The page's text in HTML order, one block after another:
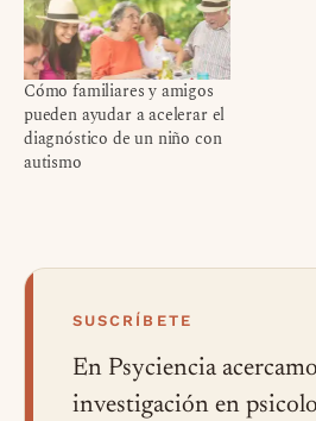
Cómo familiares y amigos
pueden ayudar a acelerar el
diagnóstico de un niño con
autismo
SUSCRÍBETE
En Psyciencia
investigación en